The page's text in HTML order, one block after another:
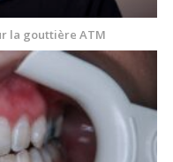
la gouttière ATM